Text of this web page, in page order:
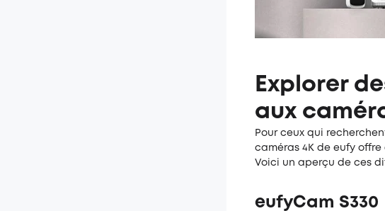
Explorer
aux
Pour ceux qui
caméras 4K de eufy offre
Voici un aperçu de ces
eufyCam S330